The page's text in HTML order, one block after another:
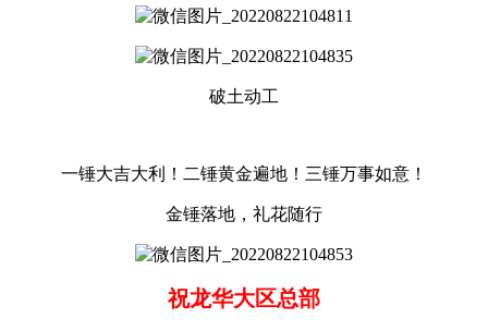
破土动工
一锤大吉大利！二锤黄金遍地！三锤万事如意！
金锤落地，礼花随行
祝龙华大区总部